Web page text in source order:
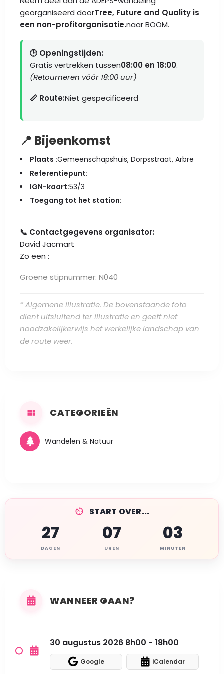
georganiseerd doorTree, Future and Quality is
een non-profitorganisatie.naar BOOM.
🕒 Openingstijden:
Gratis vertrekken tussen08:00 en 18:00.
(Retourneren vóór 18:00 uur)
📏 Route:Niet gespecificeerd
📍 Bijeenkomst
Plaats :Gemeenschapshuis, Dorpsstraat, Arbre
Referentiepunt:
IGN-kaart:53/3
Toegang tot het station:
📞 Contactgegevens organisator:
David Jacmart
Zo een :
Groene stipnummer: N040
* Algemene illustratie. De bovenstaande foto
dient uitsluitend ter illustratie en geeft niet
noodzakelijkerwijs het werkelijke landschap van
de route weer.
CATEGORIEËN
Wandelen & Natuur
START OVER...
27
DAGEN
07
UREN
03
MINUTEN
WANNEER GAAN?
30 augustus 2026 8h00 - 18h00
Google iCalendar